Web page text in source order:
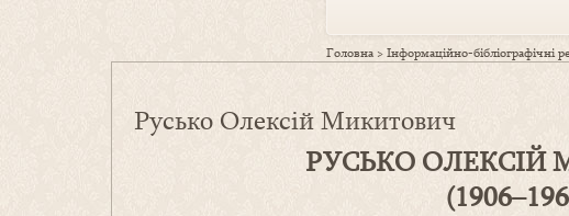
Головна >Інформаційно-бібліографічні
Русько Олексій Микитович
РУСЬКО ОЛЕКСІЙ